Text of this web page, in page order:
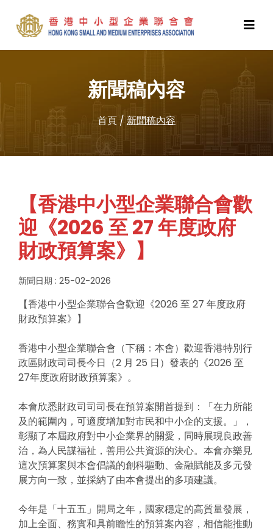
新聞稿內容
首頁/新聞稿內容
【香港中小型企業聯合會歡
迎《2026 至 27 年度政府
財政預算案》】
新聞日期 : 25-02-2026
【香港中小型企業聯合會歡迎《2026 至 27 年度政府
財政預算案》】
香港中小型企業聯合會（下稱：本會）歡迎香港特別行
政區財政司司長今日（2 月 25 日）發表的《2026 至
27年度政府財政預算案》。
本會欣悉財政司司司長在預算案開首提到：「在力所能
及的範圍內，可適度增加對市民和中小企的支援。」，
彰顯了本屆政府對中小企業界的關愛，同時展現良政善
治，為人民謀福祉，善用公共資源的決心。本會亦樂見
這次預算案與本會倡議的創科驅動、金融賦能及多元發
展方向一致，並採納了由本會提出的多項建議。
今年是「十五五」開局之年，國家穩定的高質量發展，
加上全面、務實和具前瞻性的預算案內容，相信能推動